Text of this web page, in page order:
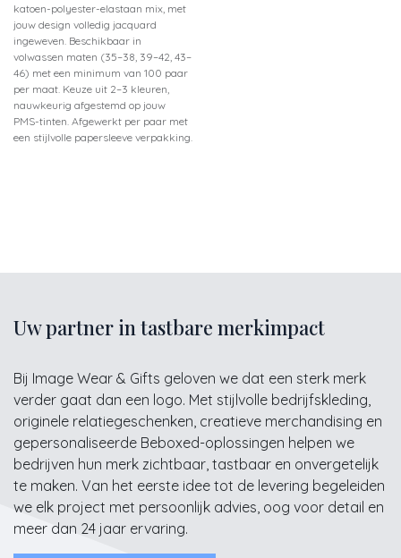
katoen-polyester-elastaan mix, met
jouw design volledig jacquard
ingeweven. Beschikbaar in
volwassen maten (35–38, 39–42, 43–
46) met een minimum van 100 paar
per maat. Keuze uit 2–3 kleuren,
nauwkeurig afgestemd op jouw
PMS-tinten. Afgewerkt per paar met
een stijlvolle papersleeve verpakking.
Uw partner in tastbare merkimpact
Bij Image Wear & Gifts geloven we dat een sterk merk
verder gaat dan een logo. Met stijlvolle bedrijfskleding,
originele relatiegeschenken, creatieve merchandising en
gepersonaliseerde Beboxed-oplossingen helpen we
bedrijven hun merk zichtbaar, tastbaar en onvergetelijk
te maken. Van het eerste idee tot de levering begeleiden
we elk project met persoonlijk advies, oog voor detail en
meer dan 24 jaar ervaring.